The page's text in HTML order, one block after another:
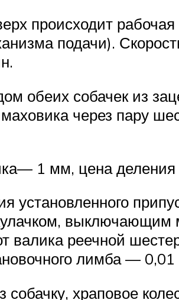
происходит
подачи).
обеих собачек из
через пару
1 мм, цена
установленного
выключающим
реечной
лимба —
собачку, храповое